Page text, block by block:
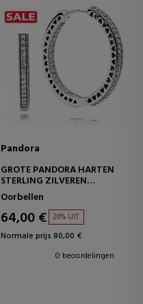
Pandora
GROTE PANDORA HARTEN
STERLING ZILVEREN
OORRINGEN 296319CZ
Oorbellen
64,00 € 20% UIT.
Normale prijs 80,00 €
0 beoordelingen